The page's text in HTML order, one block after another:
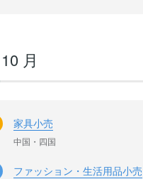
月
家具小売
中国・四国
ファッション・生活用品小売